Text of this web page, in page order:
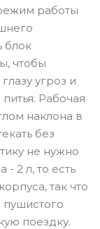
работы
блок
чтобы
угроз и
Рабочая
наклона в
без
не нужно
- 2 л, то есть
так что
поездку.